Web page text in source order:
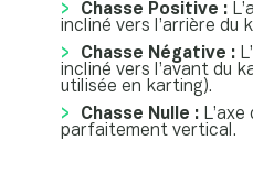
Chasse Positive :
incliné vers l’arrière du
Chasse Négative :
incliné vers l’avant du
utilisée en karting).
Chasse Nulle :
parfaitement vertical.